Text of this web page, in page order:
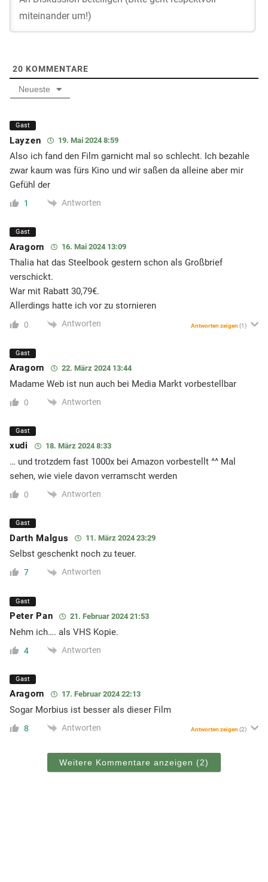
20 KOMMENTARE
Neueste
Gast
Layzen 19. Mai 2024 8:59
Also ich fand den Film garnicht mal so schlecht. Ich bezahle
zwar kaum was fürs Kino und wir saßen da alleine aber mir
Gefühl der
1 Antworten
Gast
Aragorn 16. Mai 2024 13:09
Thalia hat das Steelbook gestern schon als Großbrief
verschickt.
War mit Rabatt 30,79€.
Allerdings hatte ich vor zu stornieren
0 Antworten Antworten zeigen (1)
Gast
Aragorn 22. März 2024 13:44
Madame Web ist nun auch bei Media Markt vorbestellbar
0 Antworten
Gast
xudi 18. März 2024 8:33
… und trotzdem fast 1000x bei Amazon vorbestellt ^^ Mal
sehen, wie viele davon verramscht werden
0 Antworten
Gast
Darth Malgus 11. März 2024 23:29
Selbst geschenkt noch zu teuer.
7 Antworten
Gast
Peter Pan 21. Februar 2024 21:53
Nehm ich…. als VHS Kopie.
4 Antworten
Gast
Aragorn 17. Februar 2024 22:13
Sogar Morbius ist besser als dieser Film
8 Antworten Antworten zeigen (2)
Weitere Kommentare anzeigen (2)